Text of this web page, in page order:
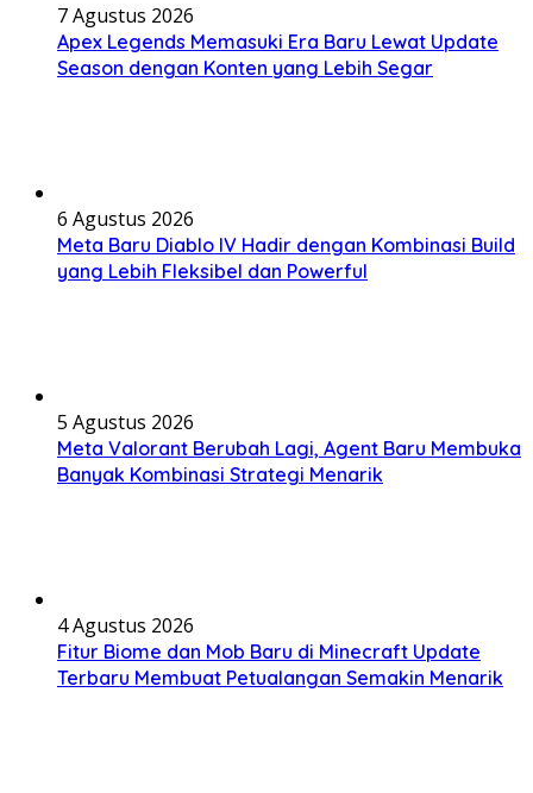
7 Agustus 2026
Apex Legends Memasuki Era Baru Lewat Update
Season dengan Konten yang Lebih Segar
6 Agustus 2026
Meta Baru Diablo IV Hadir dengan Kombinasi Build
yang Lebih Fleksibel dan Powerful
5 Agustus 2026
Meta Valorant Berubah Lagi, Agent Baru Membuka
Banyak Kombinasi Strategi Menarik
4 Agustus 2026
Fitur Biome dan Mob Baru di Minecraft Update
Terbaru Membuat Petualangan Semakin Menarik